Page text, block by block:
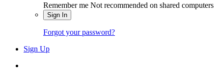
Remember me Not recommended on shared computers
Sign In
Forgot your password?
Sign Up